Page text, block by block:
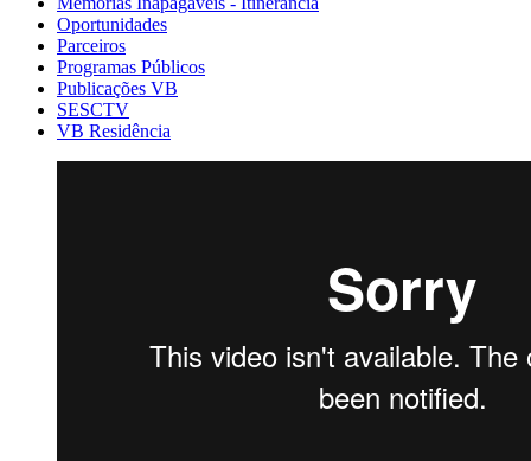
Oportunidades
Parceiros
Programas Públicos
Publicações VB
SESCTV
VB Residência